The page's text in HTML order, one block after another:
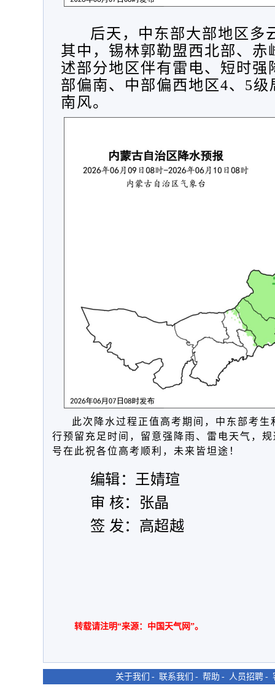
后天， 中东部大部地区多
其中，锡林郭勒盟西北部、
述部分地区伴有雷电、短时
部偏南、中部偏西地区4、 5级
南风。
此次降水过程正值高考期间，中东部考
行预留充足时间 ， 留意强降雨、雷电天气，
号在此祝各位高考顺利，未来皆坦途！
编辑：王婧瑄
审 核：张晶
签 发：高超越
转载请注明“来源：中国天气网”。
关于我们 - 联系我们 - 帮助 - 人员招聘 -